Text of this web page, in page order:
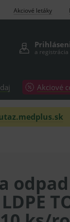
Akciové letáky
a registrácia
Akciové